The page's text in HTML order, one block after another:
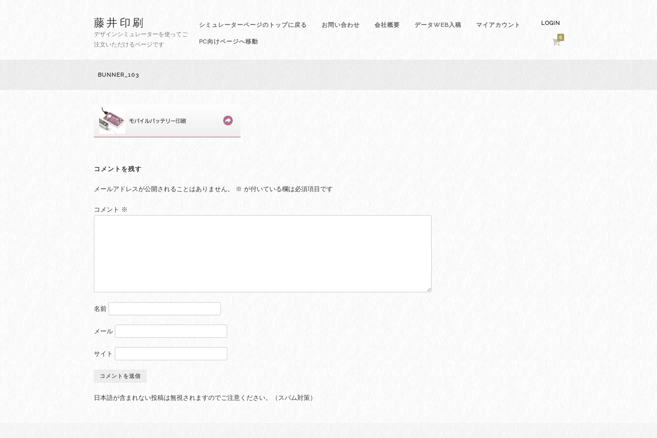
藤井印刷
デザインシミュレーターを使ってご
注文いただけるページです
シミュレーターページのトップに戻る お問い合わせ 会社概要 データWEB入稿 マイアカウント
PC向けページへ移動
LOGIN
0
BUNNER_103
コメントを残す
メールアドレスが公開されることはありません。 ※ が付いている欄は必須項目です
コメント ※
名前
メール
サイト
日本語が含まれない投稿は無視されますのでご注意ください。（スパム対策）